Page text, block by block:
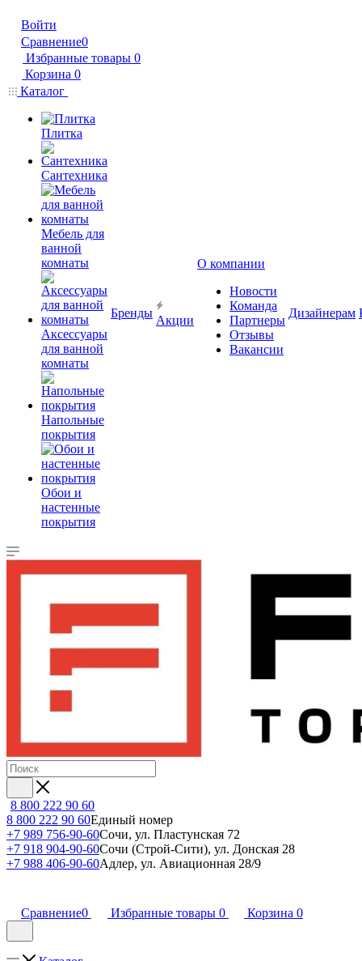
Войти
Сравнение0
Избранные товары 0
Корзина 0
Каталог
Плитка
Сантехника
Мебель для
ванной
комнаты
Аксессуары
для ванной
комнаты
Напольные
покрытия
Обои и
настенные
покрытия
Бренды
Акции
О компании
Новости
Команда
Партнеры
Отзывы
Вакансии
Дизайнерам
8 800 222 90 60
8 800 222 90 60Единый номер
+7 989 756-90-60Сочи, ул. Пластунская 72
+7 918 904-90-60Сочи (Строй-Сити), ул. Донская 28
+7 988 406-90-60Адлер, ул. Авиационная 28/9
Сравнение0 Избранные товары 0 Корзина 0